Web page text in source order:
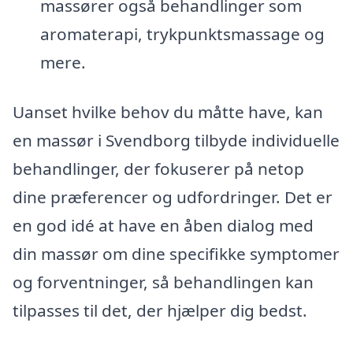
massører også behandlinger som
aromaterapi, trykpunktsmassage og
mere.
Uanset hvilke behov du måtte have, kan
en massør i Svendborg tilbyde individuelle
behandlinger, der fokuserer på netop
dine præferencer og udfordringer. Det er
en god idé at have en åben dialog med
din massør om dine specifikke symptomer
og forventninger, så behandlingen kan
tilpasses til det, der hjælper dig bedst.